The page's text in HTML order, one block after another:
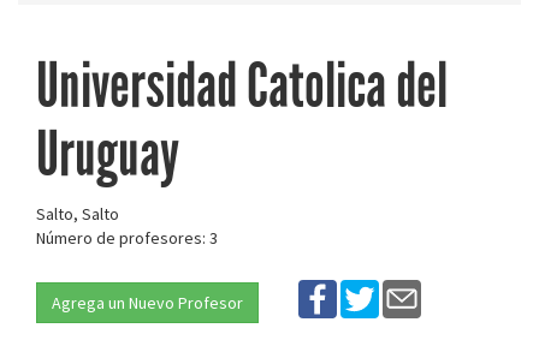
Universidad Catolica del
Uruguay
Salto, Salto
Número de profesores: 3
Agrega un Nuevo Profesor